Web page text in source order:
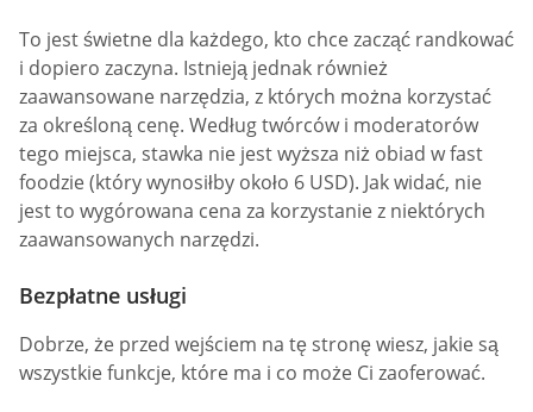
To jest świetne dla każdego, kto chce zacząć randkować
i dopiero zaczyna. Istnieją jednak również
zaawansowane narzędzia, z których można korzystać
za określoną cenę. Według twórców i moderatorów
tego miejsca, stawka nie jest wyższa niż obiad w fast
foodzie (który wynosiłby około 6 USD). Jak widać, nie
jest to wygórowana cena za korzystanie z niektórych
zaawansowanych narzędzi.
Bezpłatne usługi
Dobrze, że przed wejściem na tę stronę wiesz, jakie są
wszystkie funkcje, które ma i co może Ci zaoferować.